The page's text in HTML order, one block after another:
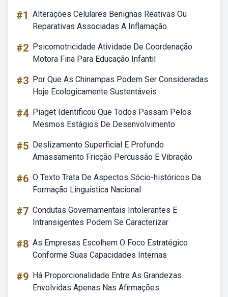
#1 Alterações Celulares Benignas Reativas Ou
Reparativas Associadas A Inflamação
#2 Psicomotricidade Atividade De Coordenação
Motora Fina Para Educação Infantil
#3 Por Que As Chinampas Podem Ser Consideradas
Hoje Ecologicamente Sustentáveis
#4 Piaget Identificou Que Todos Passam Pelos
Mesmos Estágios De Desenvolvimento
#5 Deslizamento Superficial E Profundo
Amassamento Fricção Percussão E Vibração
#6 O Texto Trata De Aspectos Sócio-históricos Da
Formação Linguística Nacional
#7 Condutas Governamentais Intolerantes E
Intransigentes Podem Se Caracterizar
#8 As Empresas Escolhem O Foco Estratégico
Conforme Suas Capacidades Internas
#9 Há Proporcionalidade Entre As Grandezas
Envolvidas Apenas Nas Afirmações: